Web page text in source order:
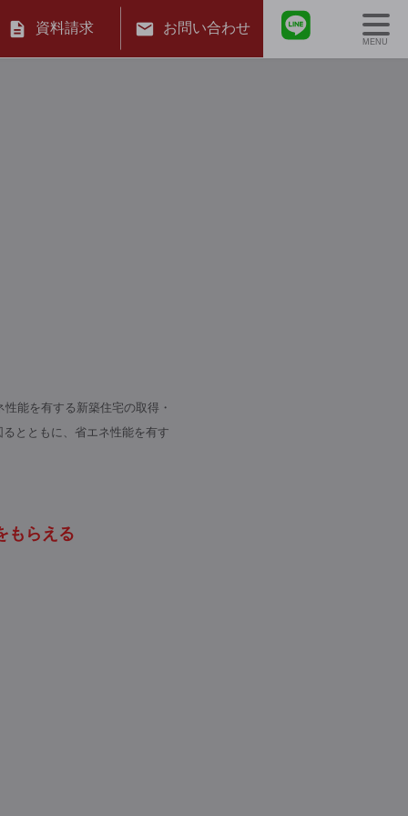
資料請求 お問い合わせ
能を有する新築住宅の取得・
とともに、省エネ性能を有す
もらえる
MENU